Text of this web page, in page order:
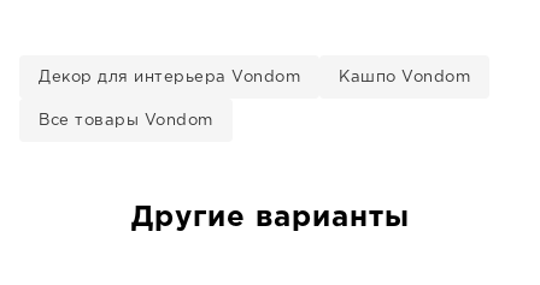
Декор для интерьера Vondom Кашпо Vondom
Все товары Vondom
Другие варианты